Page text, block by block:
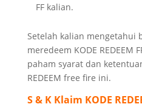
FF kalian.
Setelah kalian mengetahui
meredeem KODE REDEEM
paham syarat dan
REDEEM free fire ini.
S & K Klaim KODE